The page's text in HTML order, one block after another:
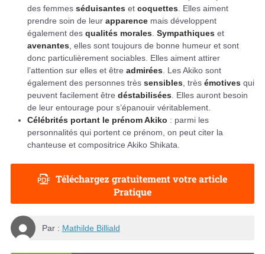
des femmes séduisantes et coquettes . Elles aiment
prendre soin de leur apparence mais développent
également des qualités morales Sympathiques et
avenantes , elles sont toujours de bonne humeur et sont
donc particulièrement sociables. Elles aiment attirer
l’attention sur elles et être admirées . Les Akiko sont
également des personnes très sensibles , très émotives qui
peuvent facilement être déstabilisées . Elles auront besoin
de leur entourage pour s’épanouir véritablement.
Célébrités portant le prénom Akiko : parmi les
personnalités qui portent ce prénom, on peut citer la
chanteuse et compositrice Akiko Shikata.
Téléchargez gratuitement votre article
Pratique
Par : Mathilde Billiald